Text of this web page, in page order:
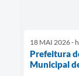
18 MAI 2026 - h
Prefeitura
Municipal